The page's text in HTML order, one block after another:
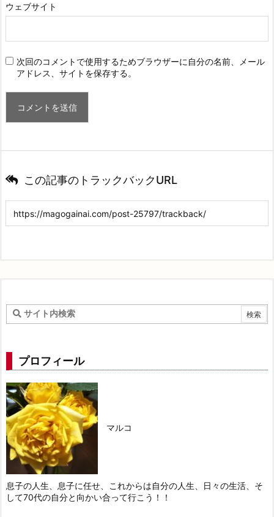
ウェブサイト
次回のコメントで使用するためブラウザーに自分の名前、メール
アドレス、サイトを保存する。
この記事のトラックバックURL
プロフィール
マルコ
息子の人生、息子に任せ、これからは自分の人生、日々の生活、そ
して70代の自分と向かい合って行こう！！